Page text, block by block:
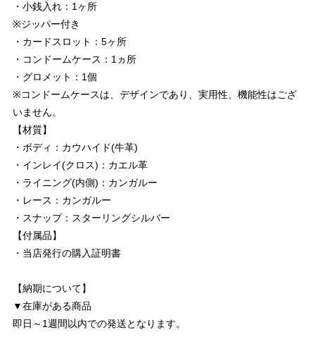
・小銭入れ：1ヶ所
※ジッパー付き
・カードスロット：5ヶ所
・コンドームケース：1ヵ所
・グロメット：1個
※コンドームケースは、デザインであり、実用性、機能性はござ
いません。
【材質】
・ボディ：カウハイド(牛革)
・インレイ(クロス)：カエル革
・ライニング(内側)：カンガルー
・レース：カンガルー
・スナップ：スターリングシルバー
【付属品】
・当店発行の購入証明書
【納期について】
▼在庫がある商品
即日～1週間以内での発送となります。